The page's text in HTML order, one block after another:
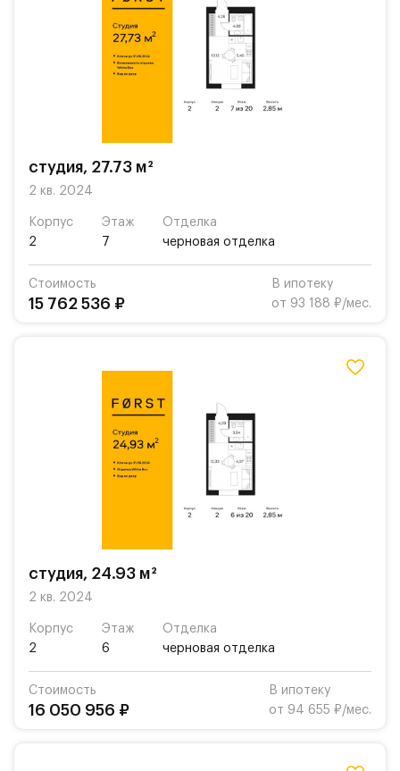
студия, 27.73 м²
2 кв. 2024
Корпус
2
Этаж
7
Отделка
черновая отделка
Стоимость
15 762 536 ₽
В ипотеку
от 93 188 ₽/мес.
студия, 24.93 м²
2 кв. 2024
Корпус
2
Этаж
6
Отделка
черновая отделка
Стоимость
16 050 956 ₽
В ипотеку
от 94 655 ₽/мес.